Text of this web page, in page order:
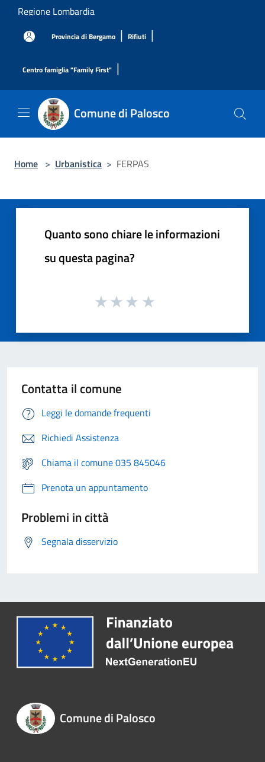
Salta al contenuto principale
Regione Lombardia
Provincia di Bergamo | Rifiuti |
Centro famiglia "Family First" |
Comune di Palosco
Home > Urbanistica > FERPAS
Quanto sono chiare le informazioni
su questa pagina?
Contatta il comune
Leggi le domande frequenti
Richiedi Assistenza
Chiama il comune 035 845046
Prenota un appuntamento
Problemi in città
Segnala disservizio
Comune di Palosco